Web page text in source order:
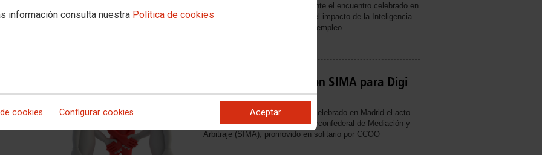
información consulta nuestra Política de cookies
cookies Configurar cookies Aceptar
comités europeo y mundial durante el encuentro celebrado en
Copenhague, donde se debatió el impacto de la Inteligencia
Artificial y la digitalización en el empleo.
CCOO DIGI celebración SIMA para Digi
Spain
El 24 de marzo de 2026, se ha celebrado en Madrid el acto
de mediación en el Servicio Interconfederal de Mediación y
Arbitraje (SIMA), promovido en solitario por CCOO